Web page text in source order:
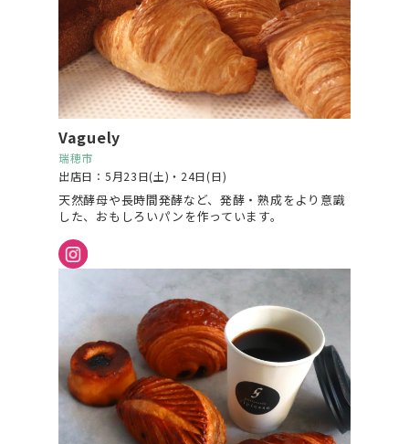
Vaguely
瑞穂市
出店日：5月23日(土)・24日(日)
天然酵母や長時間発酵など、発酵・熟成をより意識
した、おもしろいパンを作っています。